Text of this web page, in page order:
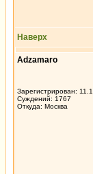
Наверх
Adzamaro
Зарегистрирован:
Суждений: 1767
Откуда: Москва